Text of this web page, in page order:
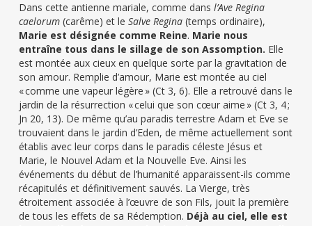
Dans cette antienne mariale, comme dansl’Ave Regina
caelorum (carême) et leSalve Regina (temps ordinaire),
Marie est désignée comme Reine. Marie nous
entraîne tous dans le sillage de son Assomption. Elle
est montée aux cieux en quelque sorte par la gravitation de
son amour. Remplie d’amour, Marie est montée au ciel
« comme une vapeur légère » (Ct 3, 6). Elle a retrouvé dans le
jardin de la résurrection « celui que son cœur aime » (Ct 3, 4 ;
Jn 20, 13). De même qu’au paradis terrestre Adam et Eve se
trouvaient dans le jardin d’Eden, de même actuellement sont
établis avec leur corps dans le paradis céleste Jésus et
Marie, le Nouvel Adam et la Nouvelle Eve. Ainsi les
événements du début de l’humanité apparaissent-ils comme
récapitulés et définitivement sauvés. La Vierge, très
étroitement associée à l’œuvre de son Fils, jouit la première
de tous les effets de sa Rédemption. Déjà au ciel, elle est